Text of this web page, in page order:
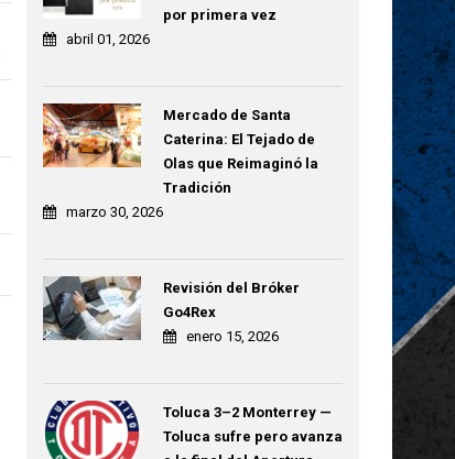
por primera vez
abril 01, 2026
Mercado de Santa
Caterina: El Tejado de
Olas que Reimaginó la
Tradición
marzo 30, 2026
Revisión del Bróker
Go4Rex
enero 15, 2026
Toluca 3–2 Monterrey —
Toluca sufre pero avanza